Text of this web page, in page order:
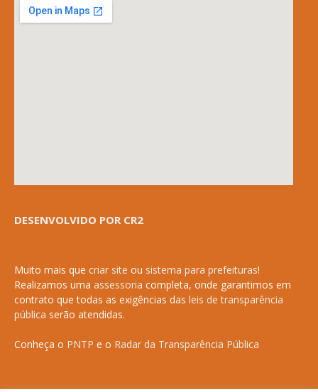
DESENVOLVIDO POR CR2
Muito mais que criar site ou sistema para prefeituras!
Realizamos uma assessoria completa, onde garantimos em
contrato que todas as exigências das leis de transparência
pública serão atendidas.
Conheça o PNTP e o Radar da Transparência Pública